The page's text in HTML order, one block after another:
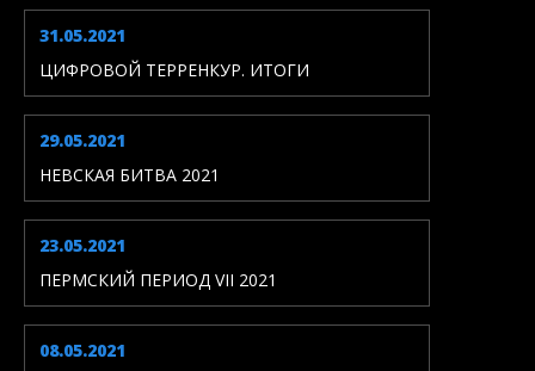
31.05.2021
ЦИФРОВОЙ ТЕРРЕНКУР. ИТОГИ
29.05.2021
НЕВСКАЯ БИТВА 2021
23.05.2021
ПЕРМСКИЙ ПЕРИОД VII 2021
08.05.2021